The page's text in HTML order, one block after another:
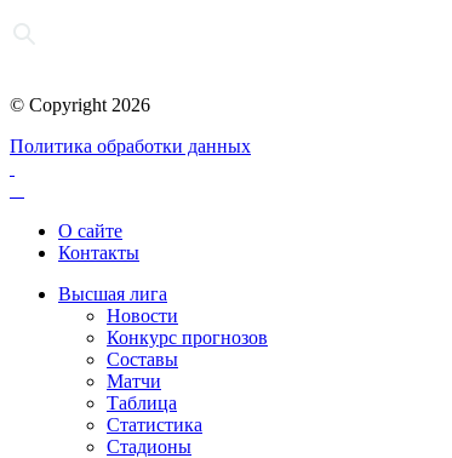
© Copyright 2026
Политика обработки данных
О сайте
Контакты
Высшая лига
Новости
Конкурс прогнозов
Составы
Матчи
Таблица
Статистика
Стадионы